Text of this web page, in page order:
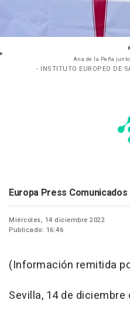
Ana de la Peña
- INSTITUTO EUROPEO DE
Europa Press Comunicados
Miércoles, 14 diciembre 2022
Publicado: 16:46
(Información remitida
Sevilla, 14 de diciembre